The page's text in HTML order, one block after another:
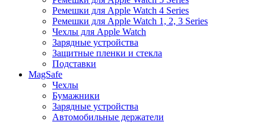
Ремешки для Apple Watch 4 Series
Ремешки для Apple Watch 1, 2, 3 Series
Чехлы для Apple Watch
Зарядные устройства
Защитные пленки и стекла
Подставки
MagSafe
Чехлы
Бумажники
Зарядные устройства
Автомобильные держатели